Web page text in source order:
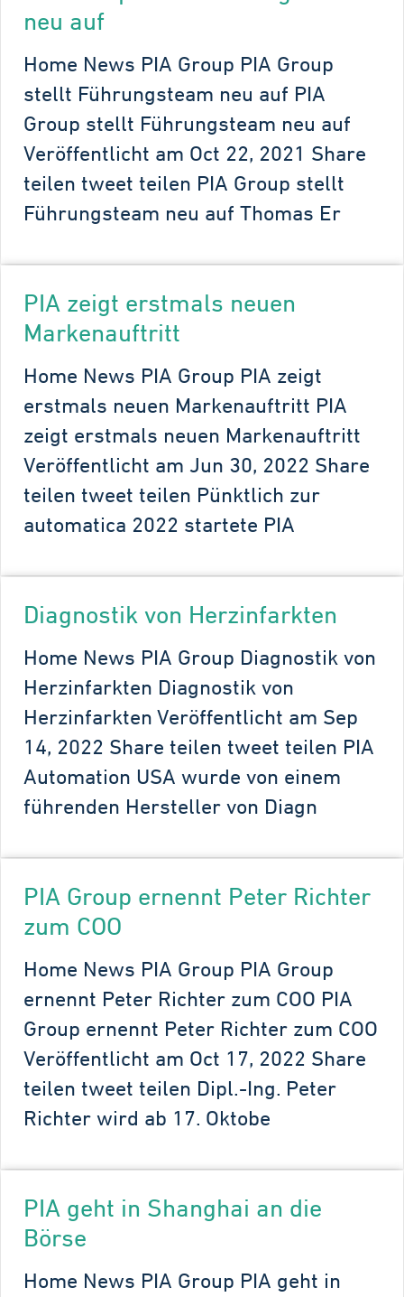
neu auf
Home News PIA Group PIA Group
stellt Führungsteam neu auf PIA
Group stellt Führungsteam neu auf
Veröffentlicht am Oct 22, 2021 Share
teilen tweet teilen PIA Group stellt
Führungsteam neu auf Thomas Er
PIA zeigt erstmals neuen
Markenauftritt
Home News PIA Group PIA zeigt
erstmals neuen Markenauftritt PIA
zeigt erstmals neuen Markenauftritt
Veröffentlicht am Jun 30, 2022 Share
teilen tweet teilen Pünktlich zur
automatica 2022 startete PIA
Diagnostik von Herzinfarkten
Home News PIA Group Diagnostik von
Herzinfarkten Diagnostik von
Herzinfarkten Veröffentlicht am Sep
14, 2022 Share teilen tweet teilen PIA
Automation USA wurde von einem
führenden Hersteller von Diagn
PIA Group ernennt Peter Richter
zum COO
Home News PIA Group PIA Group
ernennt Peter Richter zum COO PIA
Group ernennt Peter Richter zum COO
Veröffentlicht am Oct 17, 2022 Share
teilen tweet teilen Dipl.-Ing. Peter
Richter wird ab 17. Oktobe
PIA geht in Shanghai an die
Börse
Home News PIA Group PIA geht in